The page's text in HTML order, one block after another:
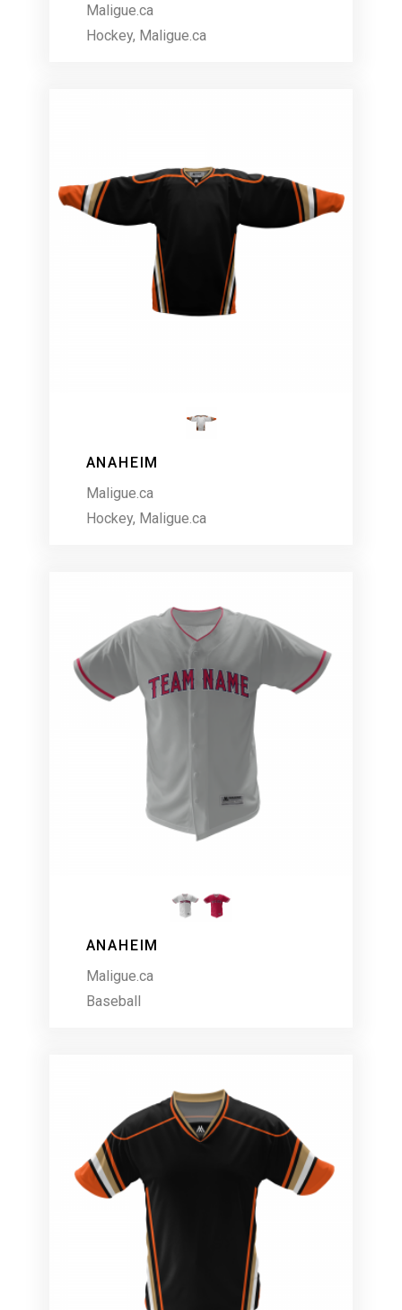
Maligue.ca
Hockey, Maligue.ca
ANAHEIM
Maligue.ca
Hockey, Maligue.ca
ANAHEIM
Maligue.ca
Baseball